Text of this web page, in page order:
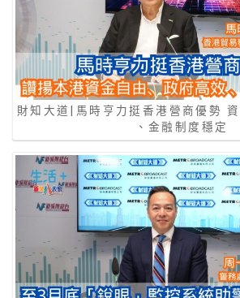
財知大道|馬時亨力挺香港營商優勢
、金融制度穩定